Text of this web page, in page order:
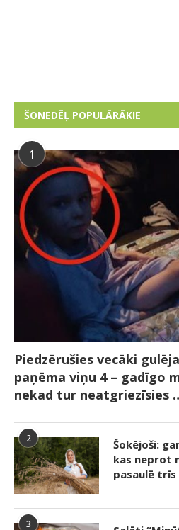
ŠONEDĒĻ POPULĀRĀKIE
1
Piedzērušies vecāki
paņēma viņu 4 – gadīgo
nekad tur neatgriezīsies
2
Šokējoši:
kas neprot
pasaulē trīs
3